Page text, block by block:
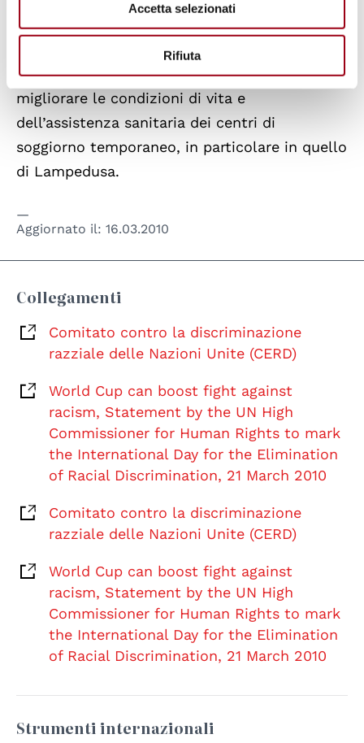
Accetta selezionati
Rifiuta
condizioni igieniche e sanitarie in cui queste
L'Italia è stata inoltre incoraggiata a
migliorare le condizioni di vita e
dell’assistenza sanitaria dei centri di
soggiorno temporaneo, in particolare in quello
di Lampedusa.
Aggiornato il: 16.03.2010
Collegamenti
Comitato contro la discriminazione
razziale delle Nazioni Unite (CERD)
World Cup can boost fight against
racism, Statement by the UN High
Commissioner for Human Rights to mark
the International Day for the Elimination
of Racial Discrimination, 21 March 2010
Comitato contro la discriminazione
razziale delle Nazioni Unite (CERD)
World Cup can boost fight against
racism, Statement by the UN High
Commissioner for Human Rights to mark
the International Day for the Elimination
of Racial Discrimination, 21 March 2010
Strumenti internazionali